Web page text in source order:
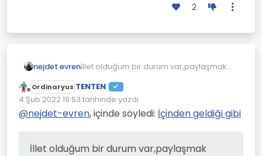
2
nejdet evrenİllet olduğum bir durum var,paylaşmak
beklenmedik bir iş çıktığında mesela bir
yazı hazırlıyorum her şey tamam ama
çay bardağını sakarlığımdan düşürüp
kırıyorum; illet olduyorum bu duruma. Bu
Çevrimdışı
Ordinaryus TENTEN
4 Şub 2022 19:53 tarihinde yazdı
Son düzenleyen:
@nejdet-evren, içinde söyledi: İçinden geldiği gibi
İllet olduğum bir durum var,paylaşmak